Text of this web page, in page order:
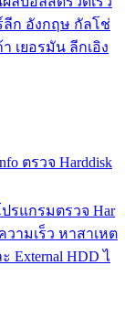
ลีก อังกฤษ กัลโช่
เยอรมัน ลีกเอิง
ตรวจ Harddisk
รแกรมตรวจ Har
ามเร็ว หาสาเหต
External HDD ไ